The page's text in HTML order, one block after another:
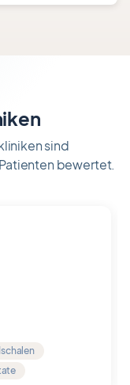
sind
bewertet.